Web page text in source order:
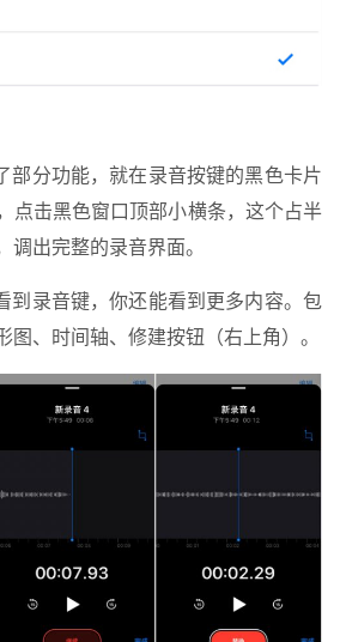
部分功能，就在录音按键的黑色卡片
点击黑色窗口顶部小横条，这个占半
调出完整的录音界面。
到录音键，你还能看到更多内容。包
图、时间轴、修建按钮（右上角）。